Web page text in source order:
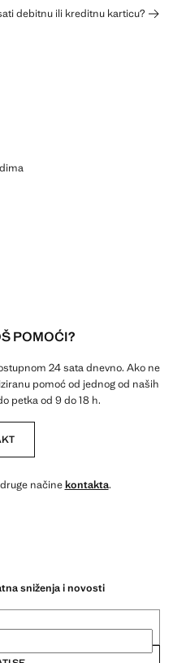
debitnu ili kreditnu karticu?
POMOĆI?
24 sata dnevno. Ako ne
pomoć od jednog od naših
petka od 9 do 18 h.
načinekontakta.
sniženja i novosti